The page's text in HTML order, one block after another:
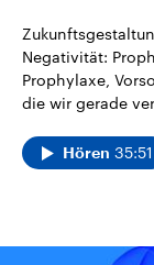
Negativität:
Prophylaxe,
die wir gerade
Hören 35:51